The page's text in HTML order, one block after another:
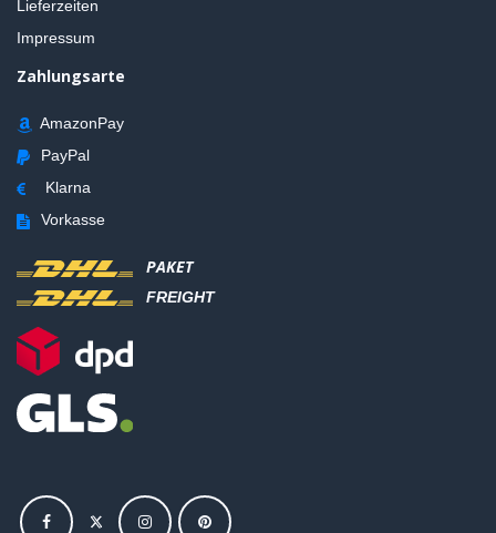
Lieferzeiten
Impressum
Zahlungsarte
AmazonPay
PayPal
Klarna
Vorkasse
PAKET
FREIGHT